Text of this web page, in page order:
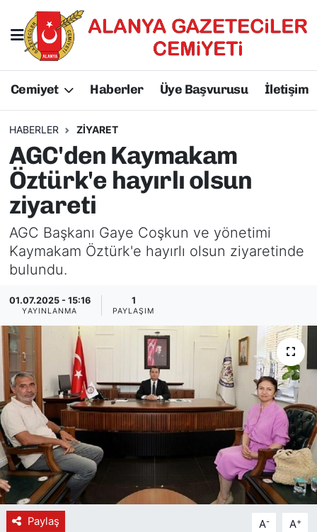
Cemiyet Haberler Üye Başvurusu İletişim
HABERLER ZIYARET
AGC'den Kaymakam
Öztürk'e hayırlı olsun
ziyareti
AGC Başkanı Gaye Coşkun ve yönetimi
Kaymakam Öztürk'e hayırlı olsun ziyaretinde
bulundu.
01.07.2025 - 15:16
YAYINLANMA
1
PAYLAŞIM
Paylaş A- A+
Hakkımızda
Başkanlarımız
Yönetim Kurulu
Üyelerimiz
Tüzüğümüz
Üye Başvurusu
Başkan Hakkında
AGC Hakkında
Yönetim Kurulu
Üyelerimiz
Başkanlarımız
Tüzüğümüz